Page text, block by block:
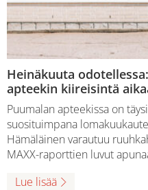
Heinäkuuta
apteekin kiireisintä
Puumalan apteekissa on
suosituimpana
Hämäläinen varautuu
MAXX-raporttien luvut
Lue lisää